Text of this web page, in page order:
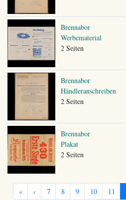
Brennabor
Werbematerial
2 Seiten
Brennabor
Händleranschreiben
2 Seiten
Brennabor
Plakat
2 Seiten
« ‹ 7 8 9 10 11